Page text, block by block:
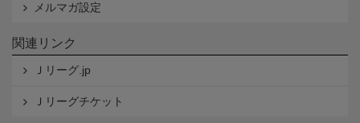
メルマガ設定
関連リンク
Ｊリーグ.jp
Ｊリーグチケット